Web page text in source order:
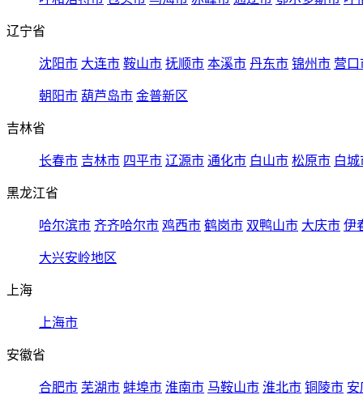
辽宁省
沈阳市 大连市 鞍山市 抚顺市 本溪市 丹东市 锦州市 营口
朝阳市 葫芦岛市 金普新区
吉林省
长春市 吉林市 四平市 辽源市 通化市 白山市 松原市 白城
黑龙江省
哈尔滨市 齐齐哈尔市 鸡西市 鹤岗市 双鸭山市 大庆市 伊
大兴安岭地区
上海
上海市
安徽省
合肥市 芜湖市 蚌埠市 淮南市 马鞍山市 淮北市 铜陵市 安